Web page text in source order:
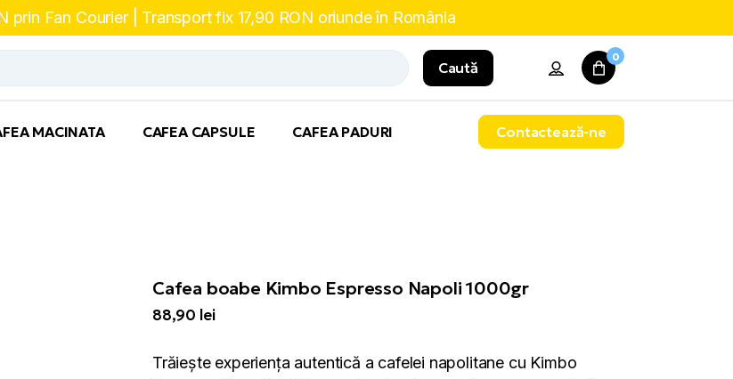
Fan Courier | Transport fix 17,90 RON oriunde în România
Caută
0
MACINATA CAFEA CAPSULE CAFEA PADURI Contactează-ne
Cafea boabe Kimbo Espresso Napoli 1000gr
88,90 lei
Trăiește experiența autentică a cafelei napolitane cu Kimbo